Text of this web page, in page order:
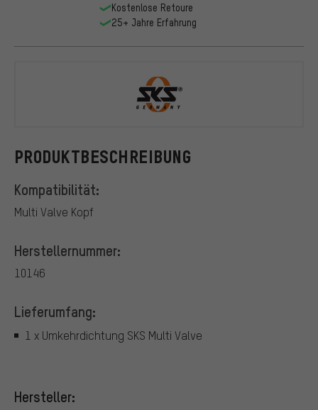
PRODUKTBESCHREIBUNG
Kompatibilität:
Multi Valve Kopf
Herstellernummer:
10146
Lieferumfang:
1 x Umkehrdichtung SKS Multi Valve
Hersteller:
Kostenlose Retoure
25+ Jahre Erfahrung